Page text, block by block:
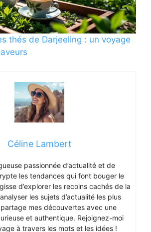
thés de Darjeeling : un voyage
Céline Lambert
passionnée d’actualité et de
les tendances qui font bouger le
d’explorer les recoins cachés de la
les sujets d’actualité les plus
mes découvertes avec une
et authentique. Rejoignez-moi
à travers les mots et les idées !